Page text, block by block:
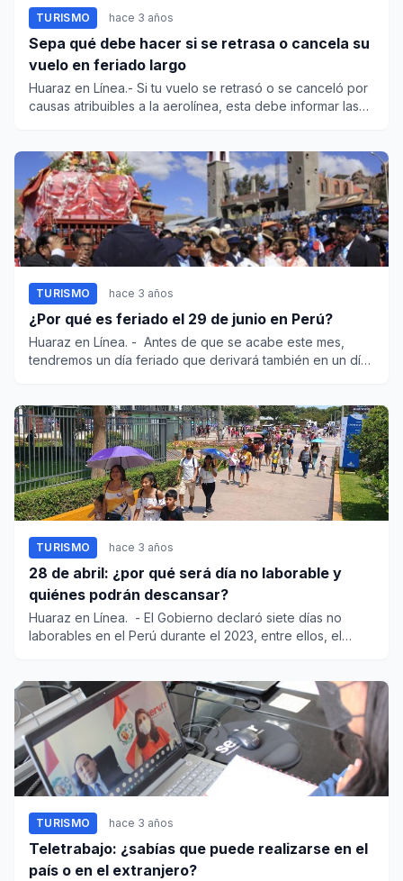
TURISMO hace 3 años
Sepa qué debe hacer si se retrasa o cancela su
vuelo en feriado largo
Huaraz en Línea.- Si tu vuelo se retrasó o se canceló por
causas atribuibles a la aerolínea, esta debe informar las
TURISMO hace 3 años
¿Por qué es feriado el 29 de junio en Perú?
Huaraz en Línea. - Antes de que se acabe este mes,
tendremos un día feriado que derivará también en un día
TURISMO hace 3 años
28 de abril: ¿por qué será día no laborable y
quiénes podrán descansar?
Huaraz en Línea. - El Gobierno declaró siete días no
laborables en el Perú durante el 2023, entre ellos, el
TURISMO hace 3 años
Teletrabajo: ¿sabías que puede realizarse en el
país o en el extranjero?